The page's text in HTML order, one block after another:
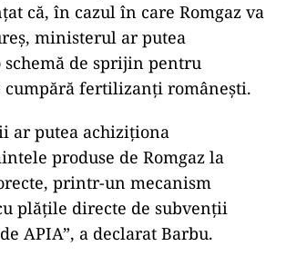
casnic sau export, ci și pentru
prin transformarea
cu valoare adăugată, cum ar
chimice.
să nu ardem gazul la
să-l transformăm în produse
pentru piața internă și
a explicat ministrul.